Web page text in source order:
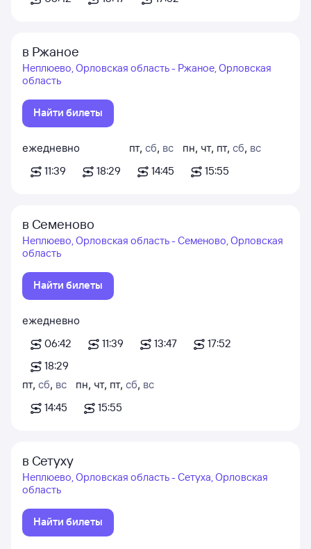
в Ржаное
Неплюево, Орловская область - Ржаное, Орловская
область
Найти билеты
ежедневно
11:39
18:29
пт, сб, вс
14:45
пн, чт, пт, сб, вс
15:55
в Семеново
Неплюево, Орловская область - Семеново, Орловская
область
Найти билеты
ежедневно
06:42
11:39 13:47
17:52
18:29
пт, сб, вс
14:45
пн, чт, пт, сб, вс
15:55
в Сетуху
Неплюево, Орловская область - Сетуха, Орловская
область
Найти билеты